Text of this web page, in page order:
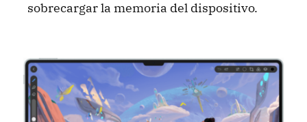
sobrecargar la memoria del dispositivo.